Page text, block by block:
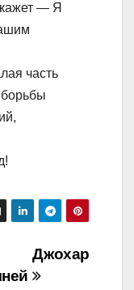
— Я
часть
Джохар